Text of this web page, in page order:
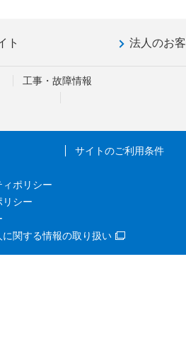
ト 法人のお
工事・故障情報
サイトのご利用条件
ポリシー
リシー
関する情報の取り扱い